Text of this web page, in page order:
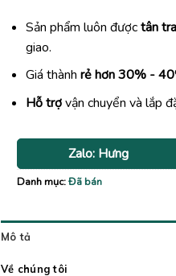
Sản phẩm luôn đượctân
giao.
Giá thành rẻ hơn 30% -
Hỗ trợvận chuyển và lắp
Zalo: Hưng
Danh mục:Đã bán
Mô tả
Về chúng tôi